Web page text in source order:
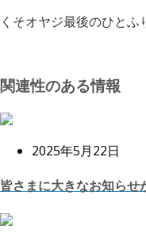
くそオヤジ最後のひとふ
関連性のある情報
2025年5月22日
皆さまに大きなお知らせ